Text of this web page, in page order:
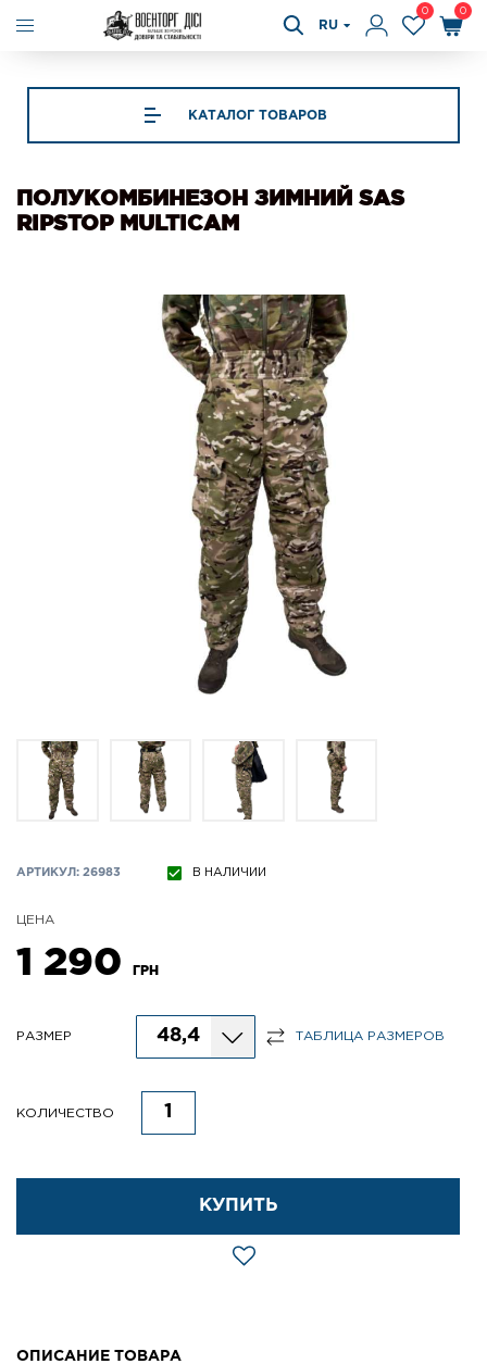
RU
0 0
КАТАЛОГ ТОВАРОВ
ПОЛУКОМБИНЕЗОН ЗИМНИЙ SAS
RIPSTOP MULTICAM
АРТИКУЛ: 26983 В НАЛИЧИИ
ЦЕНА
1 290 ГРН
РАЗМЕР 48,4 ТАБЛИЦА РАЗМЕРОВ
КОЛИЧЕСТВО
КУПИТЬ
ОПИСАНИЕ ТОВАРА